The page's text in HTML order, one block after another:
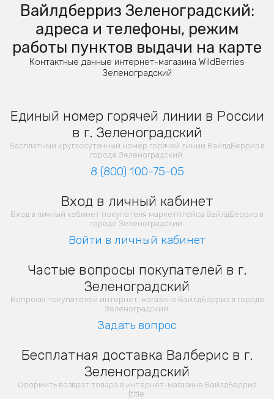
Вайлдберриз Зеленоградский:
адреса и телефоны, режим
работы пунктов выдачи на карте
Контактные данные интернет-магазина WildBerries
Зеленоградский
Единый номер горячей линии в России
в г. Зеленоградский
Бесплатный круглосуточный номер горячей линии ВайлдБерриз в
городе Зеленоградский:
8 (800) 100-75-05
Вход в личный кабинет
Вход в личный кабинет покупателя маркетплейса ВайлдБерриз в
городе Зеленоградский:
Войти в личный кабинет
Частые вопросы покупателей в г.
Зеленоградский
Вопросы покупателей интернет-магазина ВайлдБерриз в городе
Зеленоградский:
Задать вопрос
Бесплатная доставка Валберис в г.
Зеленоградский
Оформить возврат товара в интернет-магазине ВайлдБерриз
{title: